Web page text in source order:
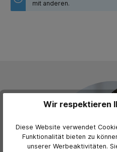
mit anderen.
Wir respektieren
Diese Website verwendet
Funktionalität bieten zu
unserer Werbeaktivitäten.